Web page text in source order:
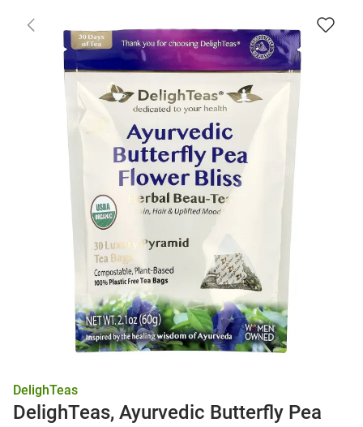
DelighTeas
DelighTeas, Ayurvedic Butterfly Pea